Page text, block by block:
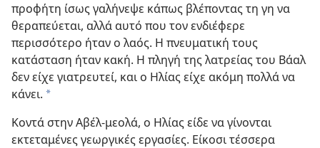
προφήτη ίσως γαλήνεψε κάπως βλέποντας τη γη να
θεραπεύεται, αλλά αυτό που τον ενδιέφερε
περισσότερο ήταν ο λαός. Η πνευματική τους
κατάσταση ήταν κακή. Η πληγή της λατρείας του Βάαλ
δεν είχε γιατρευτεί, και ο Ηλίας είχε ακόμη πολλά να
κάνει. *
Κοντά στην Αβέλ-μεολά, ο Ηλίας είδε να γίνονται
εκτεταμένες γεωργικές εργασίες. Είκοσι τέσσερα